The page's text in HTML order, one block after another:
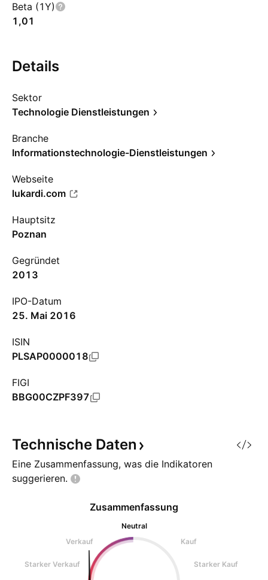
Beta (1Y)
1,01
Details
Sektor
Technologie Dienstleistungen
Branche
Informationstechnologie-Dienstleistungen
Webseite
lukardi.com
Hauptsitz
Poznan
Gegründet
2013
IPO-Datum
25. Mai 2016
ISIN
PLSAP0000018
FIGI
BBG00CZPF397
Technische Daten
Eine Zusammenfassung, was die Indikatoren
suggerieren.
Zusammenfassung
Neutral
Verkauf
Kauf
Starker Verkauf Starker Kauf